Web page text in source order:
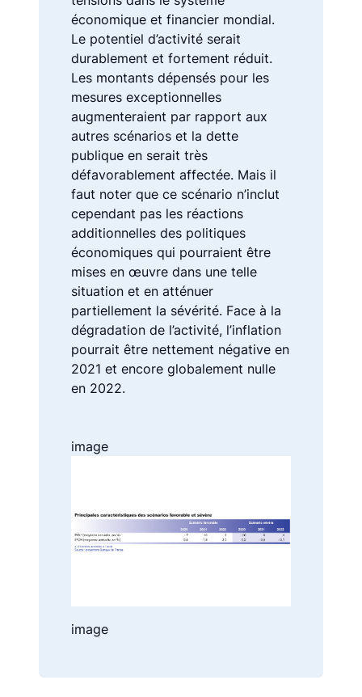
économique et financier mondial.
Le potentiel d’activité serait
durablement et fortement réduit.
Les montants dépensés pour les
mesures exceptionnelles
augmenteraient par rapport aux
autres scénarios et la dette
publique en serait très
défavorablement affectée. Mais il
faut noter que ce scénario n’inclut
cependant pas les réactions
additionnelles des politiques
économiques qui pourraient être
mises en œuvre dans une telle
situation et en atténuer
partiellement la sévérité. Face à la
dégradation de l’activité, l’inflation
pourrait être nettement négative en
2021 et encore globalement nulle
en 2022.